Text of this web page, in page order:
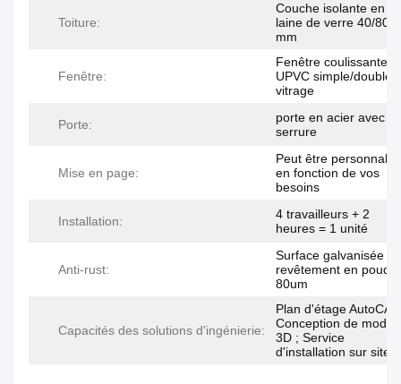
Toiture:
Couche isolante en
laine de verre 40/80
mm
Fenêtre:
Fenêtre coulissante
UPVC simple/double
vitrage
Porte:
porte en acier avec
serrure
Mise en page:
Peut être
en fonction de vos
besoins
Installation:
4 travailleurs + 2
heures = 1 unité
Anti-rust:
Surface galvanisée +
revêtement en poudre
80um
Capacités des solutions d'ingénierie:
Plan d'étage
Conception de
3D ; Service
d'installation sur site